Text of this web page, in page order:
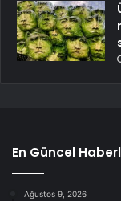
En Güncel
Ağustos 9, 2026